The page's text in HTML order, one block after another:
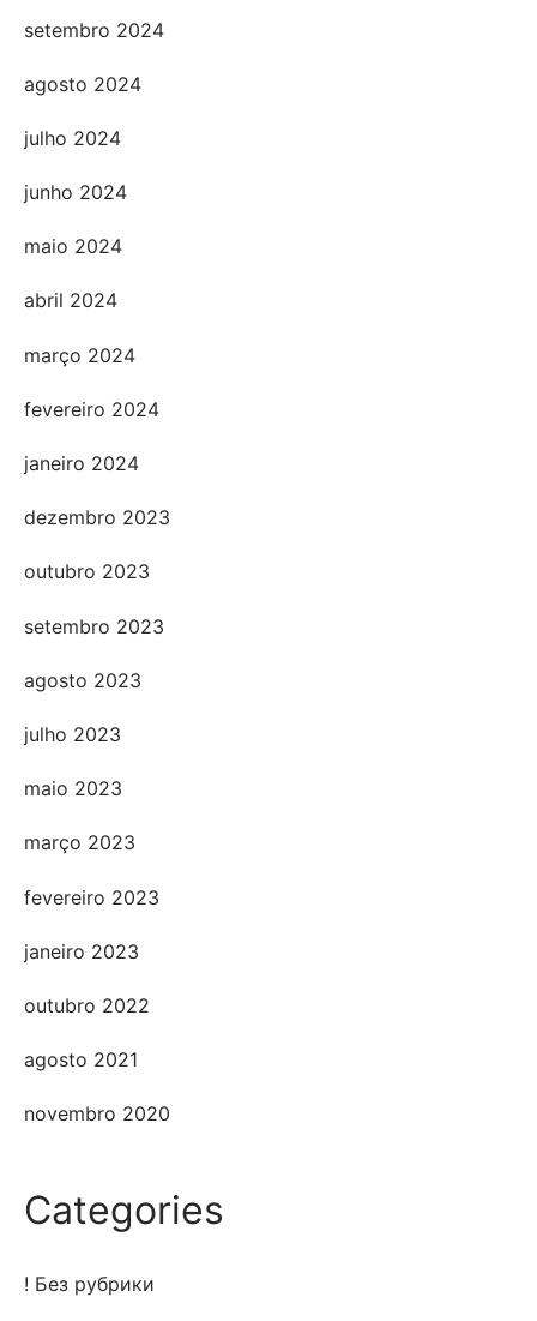
setembro 2024
agosto 2024
julho 2024
junho 2024
maio 2024
abril 2024
março 2024
fevereiro 2024
janeiro 2024
dezembro 2023
outubro 2023
setembro 2023
agosto 2023
julho 2023
maio 2023
março 2023
fevereiro 2023
janeiro 2023
outubro 2022
agosto 2021
novembro 2020
Categories
! Без рубрики